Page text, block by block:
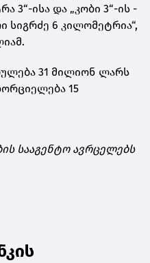
3“-ისა და „კობი 3“-ის -
სიგრძე 6 კილომეტრია“,
31 მილიონ ლარს
15
სააგენტო ავრცელებს